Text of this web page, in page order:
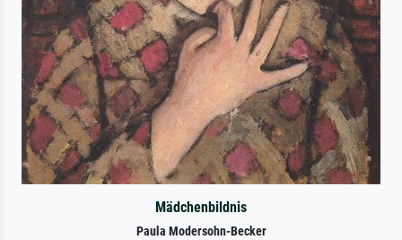
Mädchenbildnis
Paula Modersohn-Becker